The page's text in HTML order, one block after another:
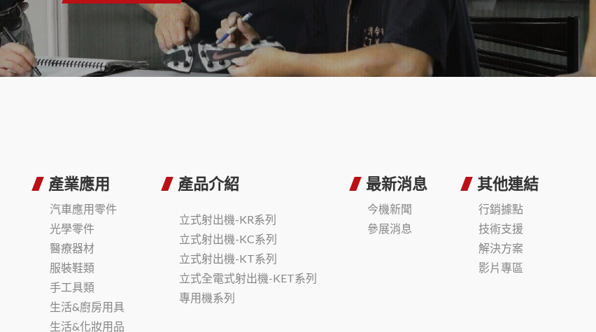
產業應用
汽車應用零件
光學零件
醫療器材
服裝鞋類
手工具類
生活&廚房用具
生活&化妝用品
產品介紹
立式射出機-KR系列
立式射出機-KC系列
立式射出機-KT系列
立式全電式射出機-KET系列
專用機系列
最新消息
今機新聞
參展消息
其他連結
行銷據點
技術支援
解決方案
影片專區